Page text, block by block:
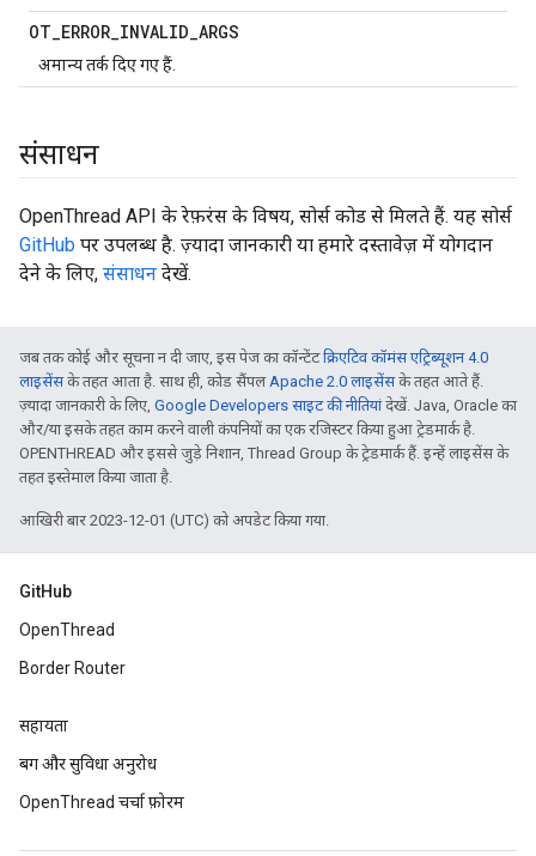
OT_ERROR_INVALID_ARGS
अमान्य तर्क दिए गए हैं.
संसाधन
OpenThread API के रेफ़रंस के विषय, सोर्स कोड से मिलते हैं. यह सोर्स
GitHub पर उपलब्ध है. ज़्यादा जानकारी या हमारे दस्तावेज़ में योगदान
देने के लिए, संसाधन देखें.
जब तक कोई और सूचना न दी जाए, इस पेज का कॉन्टेंटक्रिएटिव कॉमंस एट्रिब्यूशन 4.0
लाइसेंसके तहत आता है. साथ ही, कोड सैंपलApache 2.0 लाइसेंसके तहत आते हैं.
ज़्यादा जानकारी के लिए, Google Developers साइट की नीतियांदेखें. Java, Oracle का
और/या इसके तहत काम करने वाली कंपनियों का एक रजिस्टर किया हुआ ट्रेडमार्क है.
OPENTHREAD और इससे जुड़े निशान, Thread Group के ट्रेडमार्क हैं. इन्हें लाइसेंस के
तहत इस्तेमाल किया जाता है.
आखिरी बार 2023-12-01 (UTC) को अपडेट किया गया.
GitHub
OpenThread
Border Router
सहायता
बग और सुविधा अनुरोध
OpenThread चर्चा फ़ोरम